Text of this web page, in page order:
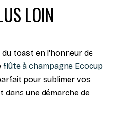
LOIN
toast en l'honneur de
flûte à champagne Ecocup
pour sublimer vos
dans une démarche de